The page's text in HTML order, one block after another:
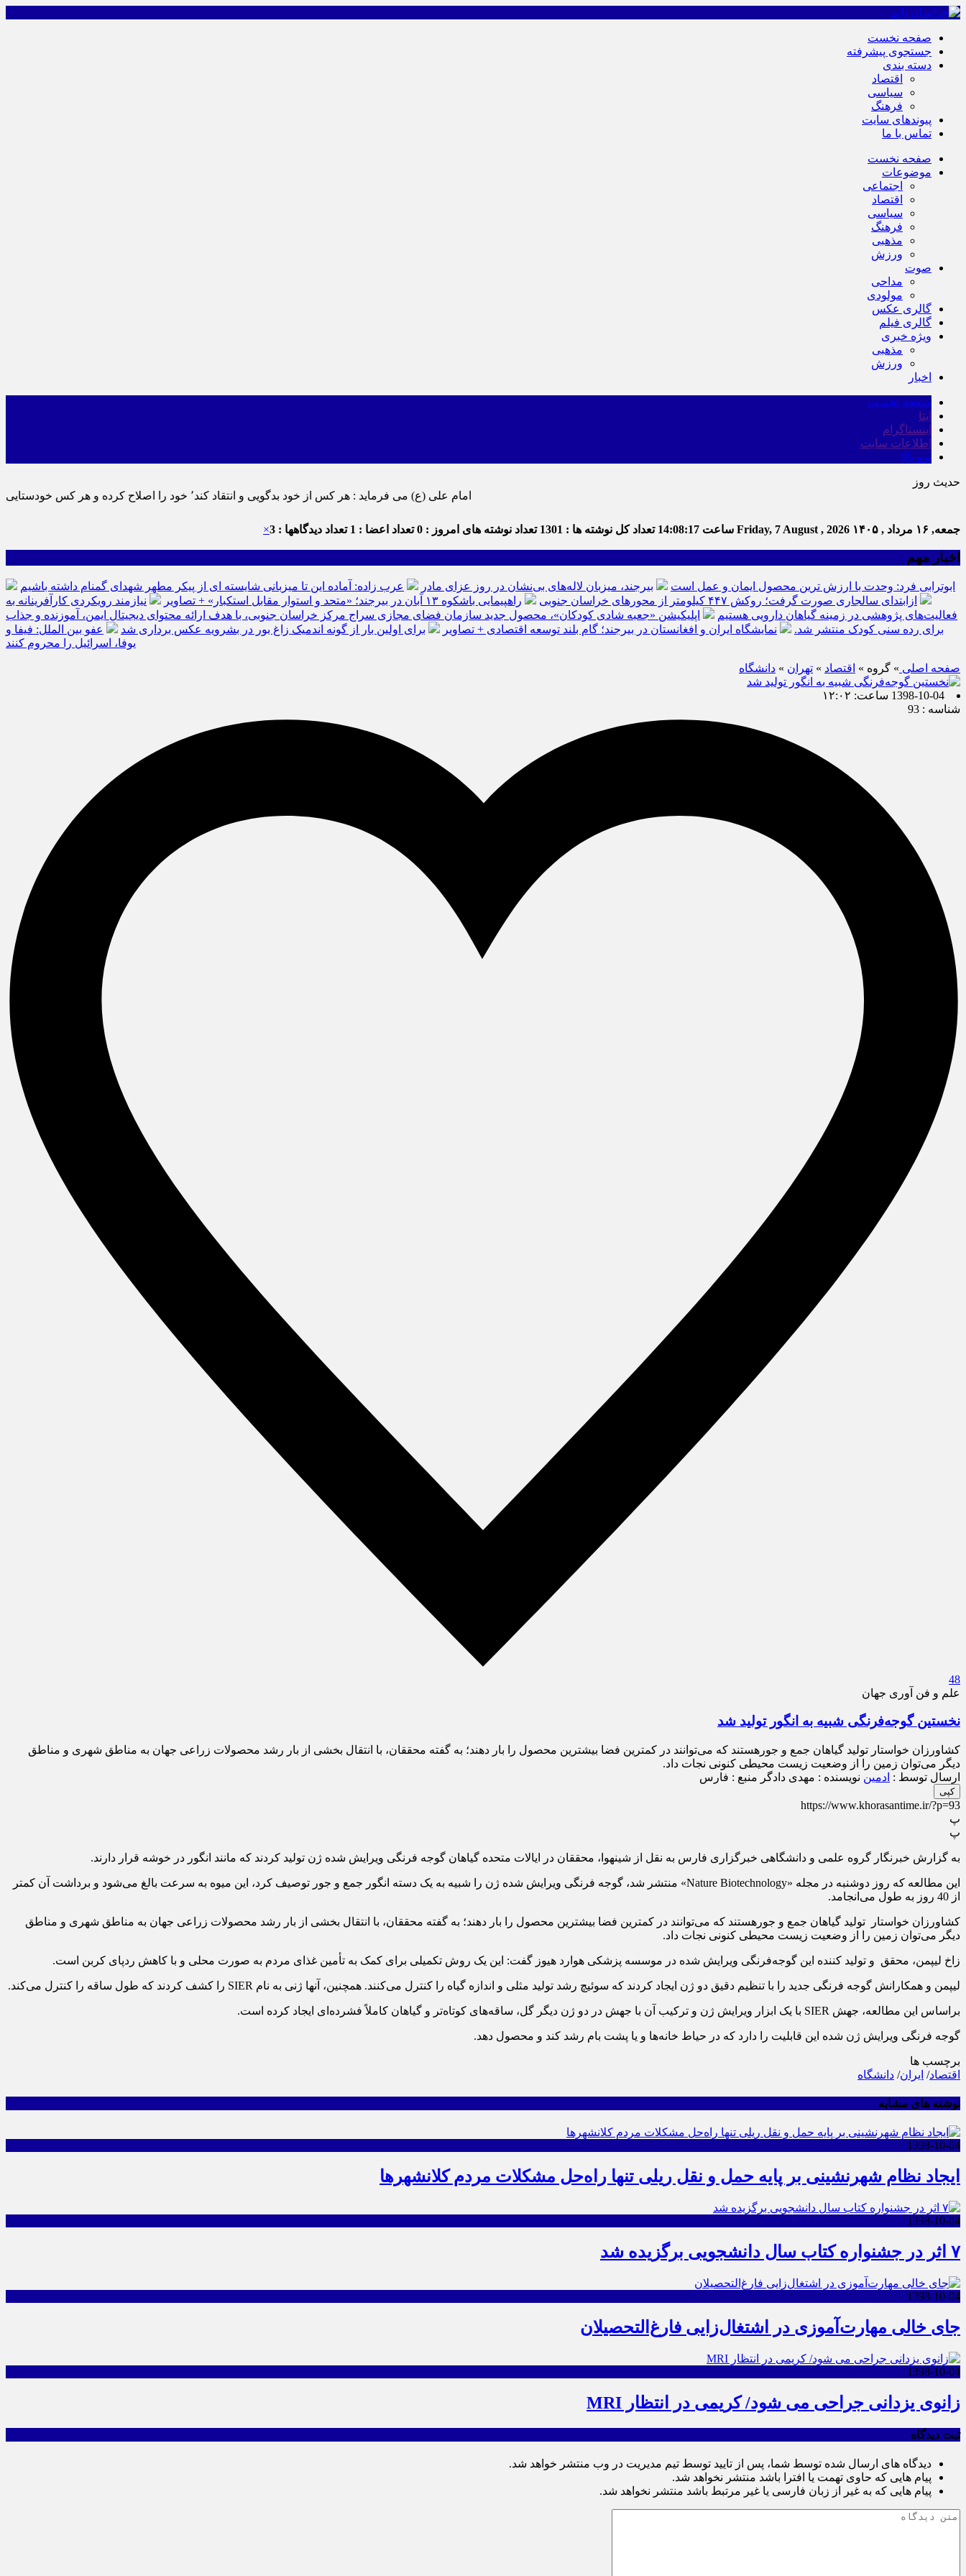
صفحه نخست
جستجوی پیشرفته
دسته بندی
اقتصاد
سیاسی
فرهنگ
پیوندهای سایت
تماس با ما
صفحه نخست
موضوعات
اجتماعی
اقتصاد
سیاسی
فرهنگ
مذهبی
ورزش
صوت
مداحی
مولودی
گالری عکس
گالری فیلم
ویژه خبری
مذهبی
ورزش
اخبار
صفحه نخست
ایتا
اینستاگرام
اطلاعات سایت
برو بالا
حدیث روز
امام علی (ع) می فرماید : هر کس از خود بدگویی و انتقاد کند٬ خود را اصلاح کرده و هر کس خودستایی نماید٬ پس به تحقیق خویش را تباه نموده است.
جمعه, ۱۶ مرداد , ۱۴۰۵ Friday, 7 August , 2026 ساعت 14:08:18 تعداد کل نوشته ها : 1301 تعداد نوشته های امروز : 0 تعداد اعضا : 1 تعداد دیدگاهها : 3 ×
اخبار مهم
ابوترابی فرد: وحدت با ارزش ترین محصول ایمان و عمل است بیرجند، میزبان لاله‌های بی‌نشان در روز عزای مادر
عرب زاده: آماده این تا میزبانی شایسته ای از پیکر مطهر شهدای گمنام داشته باشیم
ازابتدای سالجاری صورت گرفت؛ روکش ۴۴۷ کیلومتر از محورهای خراسان جنوبی
راهپیمایی باشکوه ۱۳ آبان در بیرجند؛ «متحد و استوار مقابل استکبار» + تصاویر
نیازمند رویکردی کارآفرینانه به
فعالیت‌های پژوهشی در زمینه گیاهان دارویی هستیم
اپلیکیشن «جعبه شادی کودکان»، محصول جدید سازمان فضای مجازی سراج مرکز خراسان جنوبی، با هدف ارائه محتوای دیجیتال ایمن، آموزنده و جذاب
برای رده سنی کودک منتشر شد.
نمایشگاه ایران و افغانستان در بیرجند؛ گام بلند توسعه اقتصادی + تصاویر برای اولین بار از گونه اندمیک زاغ بور در بشرویه عکس برداری شد
عفو بین الملل: فیفا و
یوفا، اسرائیل را محروم کنند
صفحه اصلی » گروه » اقتصاد » تهران » دانشگاه
1398-10-04 ساعت: ۱۲:۰۲
شناسه : 93
48
علم و فن آوری جهان
نخستین گوجه‌فرنگی شبیه به انگور تولید شد
کشاورزان خواستار تولید گیاهان جمع و جورهستند که می‌توانند در کمترین فضا بیشترین محصول را بار دهند؛ به گفته محققان، با انتقال بخشی از بار رشد محصولات زراعی جهان به مناطق شهری و مناطق
دیگر می‌توان زمین را از وضعیت زیست محیطی کنونی نجات داد.
ارسال توسط : ادمین نویسنده : مهدی دادگر منبع : فارس
کپی
https://www.khorasantime.ir/?p=93
پ
پ
به گزارش خبرنگار گروه علمی و دانشگاهی خبرگزاری فارس به نقل از شینهوا، محققان در ایالات متحده گیاهان گوجه فرنگی ویرایش شده ژن تولید کردند که مانند انگور در خوشه قرار دارند.
این مطالعه که روز دوشنبه در مجله «Nature Biotechnology» منتشر شد، گوجه فرنگی ویرایش شده ژن را شبیه به یک دسته انگور جمع و جور توصیف کرد، این میوه به سرعت بالغ می‌شود و برداشت آن کمتر
از 40 روز به طول می‌انجامد.
کشاورزان خواستار تولید گیاهان جمع و جورهستند که می‌توانند در کمترین فضا بیشترین محصول را بار دهند؛ به گفته محققان، با انتقال بخشی از بار رشد محصولات زراعی جهان به مناطق شهری و مناطق
دیگر می‌توان زمین را از وضعیت زیست محیطی کنونی نجات داد.
زاخ لیپمن، محقق و تولید کننده این گوجه‌فرنگی ویرایش شده در موسسه پزشکی هوارد هیوز گفت: این یک روش تکمیلی برای کمک به تأمین غذای مردم به صورت محلی و با کاهش ردپای کربن است.
لیپمن و همکارانش گوجه فرنگی جدید را با تنظیم دقیق دو ژن ایجاد کردند که سوئیچ رشد تولید مثلی و اندازه گیاه را کنترل می‌کنند. همچنین، آنها ژنی به نام SIER را کشف کردند که طول ساقه را کنترل می‌کند.
براساس این مطالعه، جهش SIER با یک ابزار ویرایش ژن و ترکیب آن با جهش در دو ژن دیگر گل، ساقه‌های کوتاه‌تر و گیاهان کاملاً فشرده‌ای ایجاد کرده است.
گوجه فرنگی ویرایش ژن شده این قابلیت را دارد که در حیاط خانه‌ها و یا پشت بام رشد کند و محصول دهد.
برچسب ها
اقتصاد/ ایران/ دانشگاه
نوشته های مشابه
1398-10-04
ایجاد نظام شهرنشینی بر پایه حمل و نقل ریلی تنها راه‌حل مشکلات مردم کلانشهرها
1398-10-04
۷ اثر در جشنواره کتاب سال دانشجویی برگزیده شد
1398-10-04
جای خالی مهارت‌آموزی در اشتغال‌زایی فارغ‌التحصیلان
1398-10-04
زانوی یزدانی جراحی می شود/ کریمی در انتظار MRI
ثبت دیدگاه
دیدگاه های ارسال شده توسط شما، پس از تایید توسط تیم مدیریت در وب منتشر خواهد شد.
پیام هایی که حاوی تهمت یا افترا باشد منتشر نخواهد شد.
پیام هایی که به غیر از زبان فارسی یا غیر مرتبط باشد منتشر نخواهد شد.